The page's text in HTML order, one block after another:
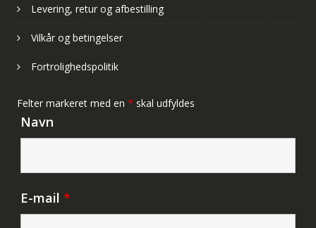
Levering, retur og afbestilling
Vilkår og betingelser
Fortrolighedspolitik
Felter markeret med en * skal udfyldes
Navn
E-mail *